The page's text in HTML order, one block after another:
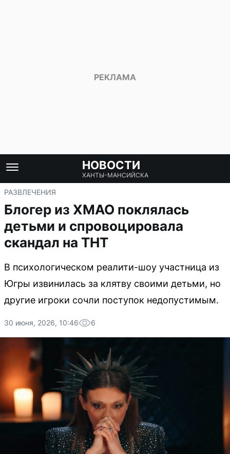
НОВОСТИ
ХАНТЫ-МАНСИЙСКА
РАЗВЛЕЧЕНИЯ
Блогер из ХМАО поклялась
детьми и спровоцировала
скандал на ТНТ
В психологическом реалити-шоу участница из
Югры извинилась за клятву своими детьми, но
другие игроки сочли поступок недопустимым.
30 июня, 2026, 10:46 6